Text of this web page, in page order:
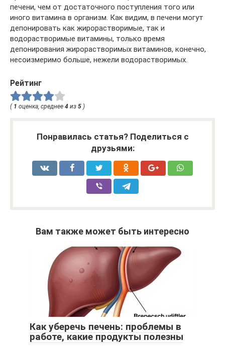
печени, чем от достаточного поступления того или
иного витамина в организм. Как видим, в печени могут
депонировать как жирорастворимые, так и
водорастворимые витамины, только время
депонирования жирорастворимых витаминов, конечно,
несоизмеримо больше, нежели водорастворимых.
Рейтинг
( 1 оценка, среднее 4 из 5 )
Понравилась статья? Поделиться с
друзьями:
Вам также может быть интересно
Как уберечь печень: проблемы в
работе, какие продукты полезны